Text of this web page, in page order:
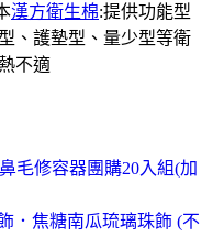
漢方衛生棉:提供功能型
、護墊型、量少型等衛
不適
毛修容器團購20入組(加
．焦糖南瓜琉璃珠飾 (不